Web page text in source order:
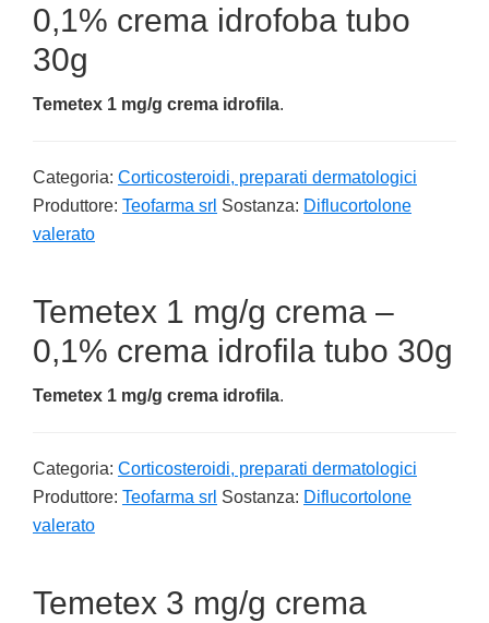
0,1% crema idrofoba tubo
30g
Temetex 1 mg/g crema idrofila.
Categoria: Corticosteroidi, preparati dermatologici
Produttore: Teofarma srl Sostanza: Diflucortolone
valerato
Temetex 1 mg/g crema –
0,1% crema idrofila tubo 30g
Temetex 1 mg/g crema idrofila.
Categoria: Corticosteroidi, preparati dermatologici
Produttore: Teofarma srl Sostanza: Diflucortolone
valerato
Temetex 3 mg/g crema